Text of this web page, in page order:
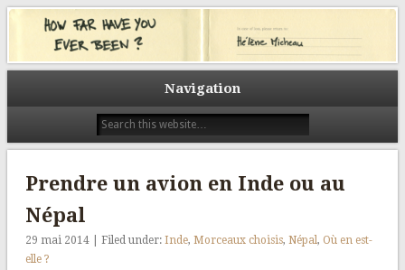
How far have you ever been?
Un tour du monde pour (a)grandir. Un tour du monde pour découvrir.
L’autre. Les autres. Un tour du monde pour prendre le temps. Celui du
voyage. Celui des rencontres. Et tout au long du chemin, des visages, des
sourires, des histoires. Des histoires racontées ici avec le même prisme, la
ever been?
Navigation
Prendre un avion en Inde ou au
Népal
29 mai 2014 | Filed under: Inde, Morceaux choisis, Népal, Où en est-
elle ?